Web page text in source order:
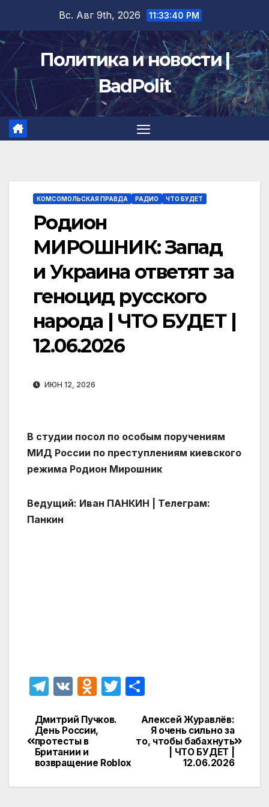
содержимому
Вс. Авг 9th, 2026 11:33:40 PM
Политика и новости |
BadPolit
КОМСОМОЛЬСКАЯ ПРАВДА РАДИО ЧТО БУДЕТ
Родион
МИРОШНИК: Запад
и Украина ответят за
геноцид русского
народа | ЧТО БУДЕТ |
12.06.2026
ИЮН 12, 2026
В студии посол по особым поручениям
МИД России по преступлениям киевского
режима Родион Мирошник
Ведущий: Иван ПАНКИН | Телеграм:
Панкин
T
e
gr
a
m
V
O
n
o
kl
a
T
er
п
р
в
Навигация
по
записям
Алексей Журавлёв:
Я очень сильно за
то, чтобы бабахнуть
| ЧТО БУДЕТ |
12.06.2026
Дмитрий Пучков.
День России,
протесты в
Британии и
возвращение Roblox